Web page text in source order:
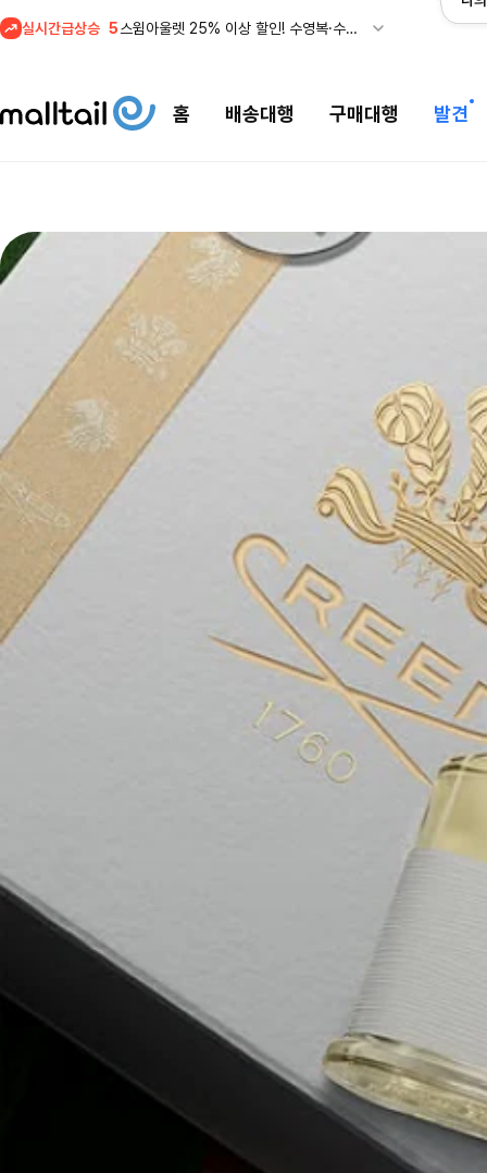
실시간급상승 5
스윔아울렛 25% 이상 할인! 수영복·수영용품 특가
홈 배송대행 구매대행 발견